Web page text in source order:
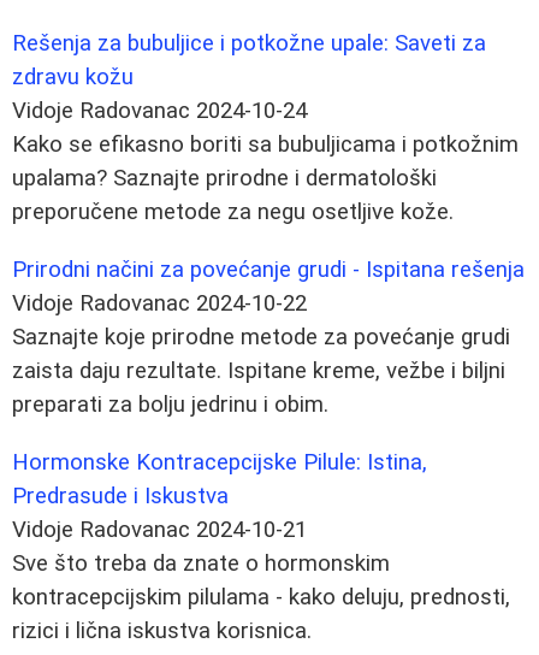
Rešenja za bubuljice i potkožne upale: Saveti za
zdravu kožu
Vidoje Radovanac 2024-10-24
Kako se efikasno boriti sa bubuljicama i potkožnim
upalama? Saznajte prirodne i dermatološki
preporučene metode za negu osetljive kože.
Prirodni načini za povećanje grudi - Ispitana rešenja
Vidoje Radovanac 2024-10-22
Saznajte koje prirodne metode za povećanje grudi
zaista daju rezultate. Ispitane kreme, vežbe i biljni
preparati za bolju jedrinu i obim.
Hormonske Kontracepcijske Pilule: Istina,
Predrasude i Iskustva
Vidoje Radovanac 2024-10-21
Sve što treba da znate o hormonskim
kontracepcijskim pilulama - kako deluju, prednosti,
rizici i lična iskustva korisnica.